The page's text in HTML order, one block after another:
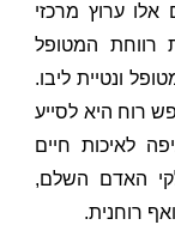
ערוץ מרכזי
רווחת המטופל
ונטיית ליבו.
רוח היא לסייע
לאיכות חיים
האדם השלם,
רוחנית.